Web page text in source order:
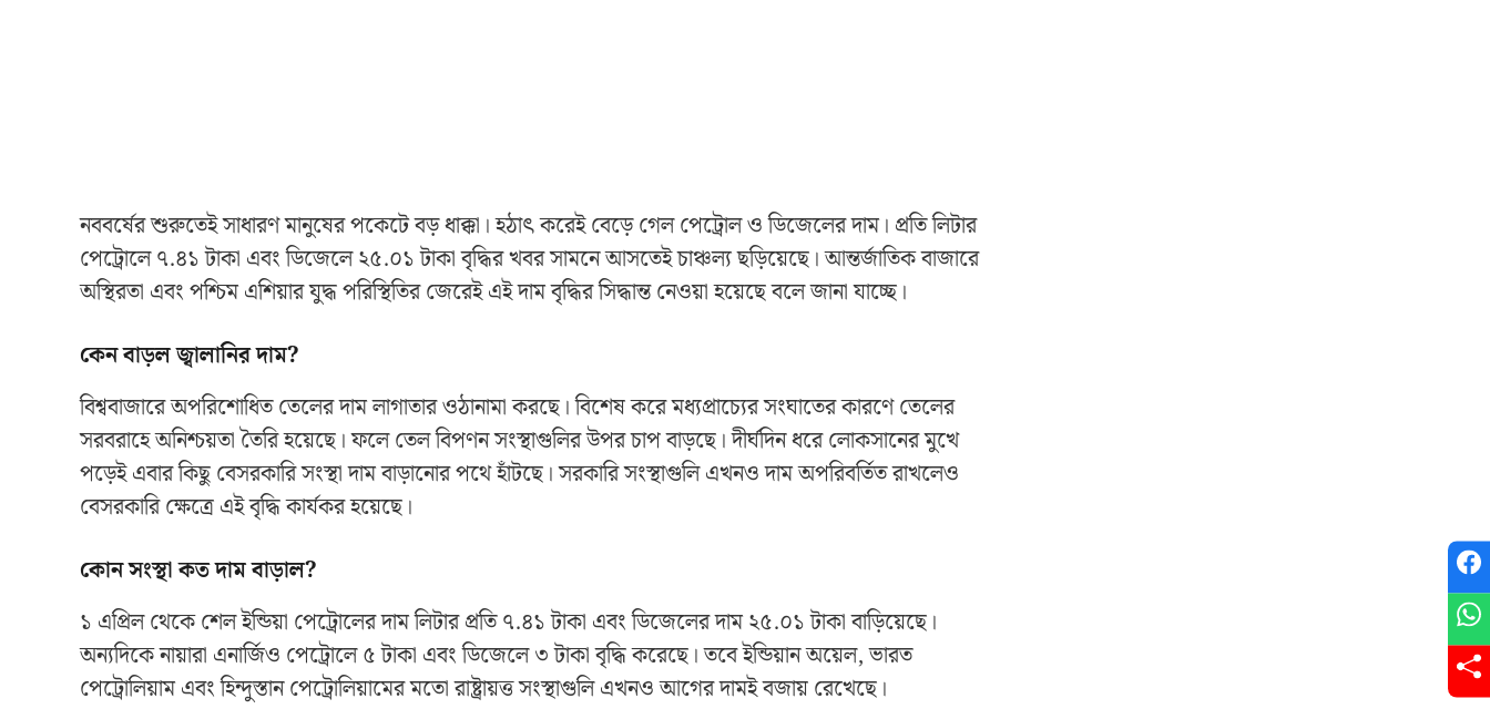
নববর্ষের শুরুতেই সাধারণ মানুষের পকেটে বড় ধাক্কা। হঠাৎ করেই বেড়ে গেল পেট্রোল ও ডিজেলের দাম। প্রতি লিটার
পেট্রোলে ৭.৪১ টাকা এবং ডিজেলে ২৫.০১ টাকা বৃদ্ধির খবর সামনে আসতেই চাঞ্চল্য ছড়িয়েছে। আন্তর্জাতিক বাজারে
অস্থিরতা এবং পশ্চিম এশিয়ার যুদ্ধ পরিস্থিতির জেরেই এই দাম বৃদ্ধির সিদ্ধান্ত নেওয়া হয়েছে বলে জানা যাচ্ছে।
কেন বাড়ল জ্বালানির দাম?
বিশ্ববাজারে অপরিশোধিত তেলের দাম লাগাতার ওঠানামা করছে। বিশেষ করে মধ্যপ্রাচ্যের সংঘাতের কারণে তেলের
সরবরাহে অনিশ্চয়তা তৈরি হয়েছে। ফলে তেল বিপণন সংস্থাগুলির উপর চাপ বাড়ছে। দীর্ঘদিন ধরে লোকসানের মুখে
পড়েই এবার কিছু বেসরকারি সংস্থা দাম বাড়ানোর পথে হাঁটছে। সরকারি সংস্থাগুলি এখনও দাম অপরিবর্তিত রাখলেও
বেসরকারি ক্ষেত্রে এই বৃদ্ধি কার্যকর হয়েছে।
কোন সংস্থা কত দাম বাড়াল?
১ এপ্রিল থেকে শেল ইন্ডিয়া পেট্রোলের দাম লিটার প্রতি ৭.৪১ টাকা এবং ডিজেলের দাম ২৫.০১ টাকা বাড়িয়েছে।
অন্যদিকে নায়ারা এনার্জিও পেট্রোলে ৫ টাকা এবং ডিজেলে ৩ টাকা বৃদ্ধি করেছে। তবে ইন্ডিয়ান অয়েল, ভারত
পেট্রোলিয়াম এবং হিন্দুস্তান পেট্রোলিয়ামের মতো রাষ্ট্রায়ত্ত সংস্থাগুলি এখনও আগের দামই বজায় রেখেছে।